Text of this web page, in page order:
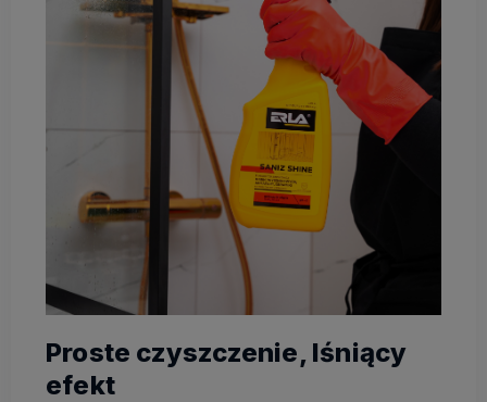
Proste czyszczenie, lśniący
efekt